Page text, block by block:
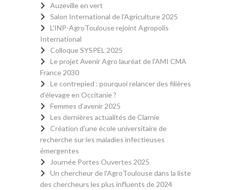
Auzeville en vert
Salon International de l'Agriculture 2025
L'INP-AgroToulouse rejoint Agropolis
International
Colloque SYSPEL 2025
Le projet Avenir Agro lauréat de l'AMI CMA
France 2030
Le contrepied : pourquoi relancer des filières
d'élevage en Occitanie ?
Femmes d'avenir 2025
Les dernières actualités de Clarnie
Création d'une école universitaire de
recherche sur les maladies infectieuses
émergentes
Journée Portes Ouvertes 2025
Un chercheur de l'AgroToulouse dans la liste
des chercheurs les plus influents de 2024